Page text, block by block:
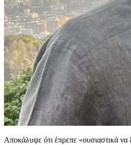
Αποκάλυψε ότι έπρεπε «ουσιαστικά